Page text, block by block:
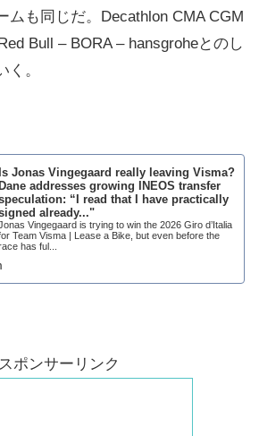
ムも同じだ。Decathlon CMA CGM
Bull – BORA – hansgroheとのし
。
Is Jonas Vingegaard really leaving Visma?
Dane addresses growing INEOS transfer
“I read that I have practically
already..."
Vingegaard is trying to win the 2026 Giro d’Italia
Team Visma | Lease a Bike, but even before the
has ful...
スポンサーリンク